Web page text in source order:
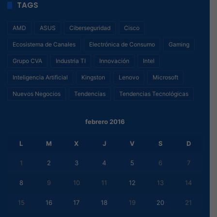
TAGS
AMD ASUS Ciberseguridad Cisco
Ecosistema de Canales Electrónica de Consumo Gaming
Grupo CVA Industria TI Innovación Intel
Inteligencia Artificial Kingston Lenovo Microsoft
Nuevos Negocios Tendencias Tendencias Tecnológicas
febrero 2016
L M X J V S D
1 2 3 4 5 6 7
8 9 10 11 12 13 14
15 16 17 18 19 20 21